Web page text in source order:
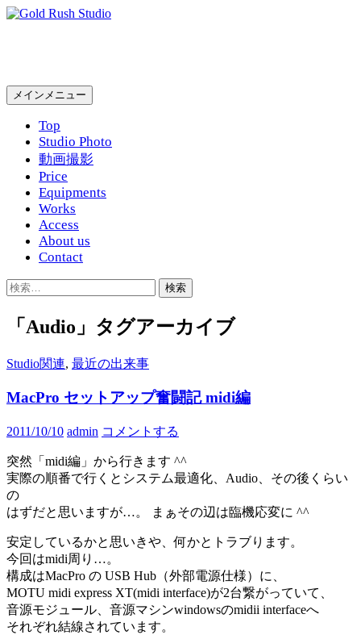
コ
へ
検
索
メインメニュー
Top
Studio Photo
動画撮影
Price
Equipments
Works
Access
About us
Contact
検
「Audio」タグアーカイブ
Studio関連, 最近の出来事
MacPro セットアップ奮闘記 midi編
2011/10/10 admin コメントする
突然「midi編」から行きます ^^
実際の順番で行くとシステム最適化、Audio、その後くらい
の
はずだと思いますが…。 まぁその辺は臨機応変に ^^
安定しているかと思いきや、何かとトラブります。
今回はmidi周り…。
構成はMacPro の USB Hub（外部電源仕様）に、
MOTU midi express XT(midi interface)が2台繋がっていて、
音源モジュール、音源マシンwindowsのmidii interfaceへ
それぞれ結線されています。